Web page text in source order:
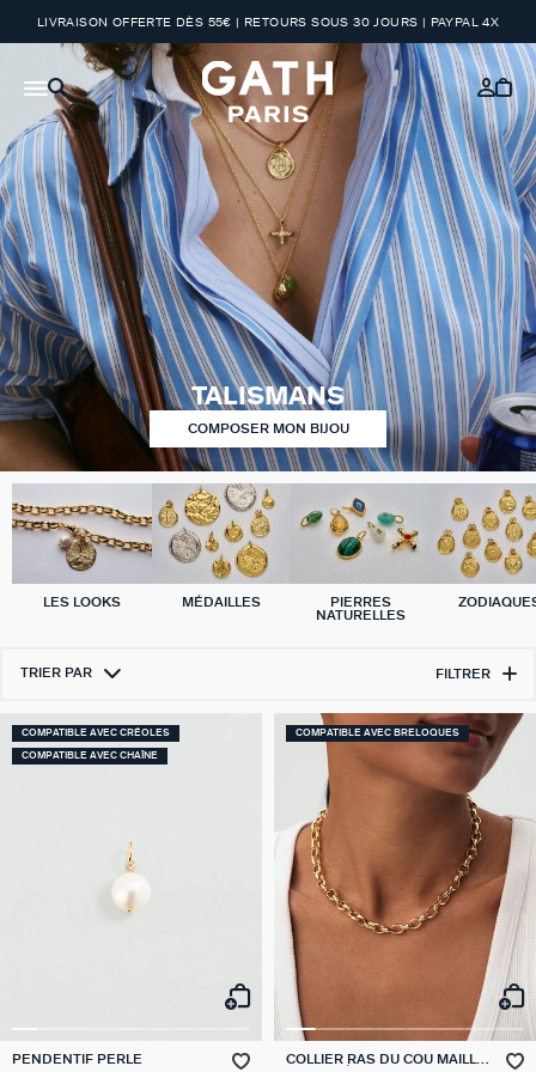
LIVRAISON OFFERTE DÈS 55€ | RETOURS SOUS 30 JOURS | PAYPAL 4X
TALISMANS
COMPOSER MON BIJOU
LES LOOKS MÉDAILLES
PIERRES
NATURELLES
TRIER PAR FILTRER
COMPATIBLE AVEC CRÉOLES
COMPATIBLE AVEC CHAÎNE
PENDENTIF PERLE
COMPATIBLE AVEC BRELOQUES
COLLIER RAS DU COU MAILLE